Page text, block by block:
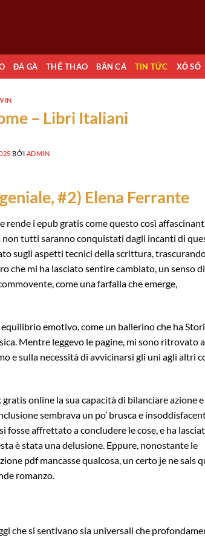
ĐÁ GÀ THỂ THAO BẮN CÁ TIN TỨC XỔ SỐ
– Libri Italiani
BỞI ADMIN
#2) Elena Ferrante
rende i epub gratis come questo così
non tutti saranno conquistati dagli incanti di
sugli aspetti tecnici della scrittura,
che mi ha lasciato sentire cambiato, un senso di
come una farfalla che emerge,
emotivo, come un ballerino che ha
Mentre leggevo le pagine, mi sono ritrovato a
e sulla necessità di avvicinarsi gli uni agli altri
online la sua capacità di bilanciare azione e
sembrava un po’ brusca e
fosse affrettato a concludere le cose, e ha
è stata una delusione. Eppure, nonostante le
pdf mancasse qualcosa, un certo je ne sais
romanzo.
che si sentivano sia universali che